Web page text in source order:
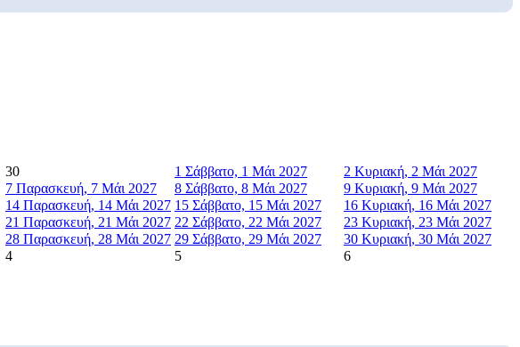
30 1 Σάββατο, 1 Μάι 2027 2 Κυριακή, 2 Μάι 2027
7 Παρασκευή, 7 Μάι 2027 8 Σάββατο, 8 Μάι 2027 9 Κυριακή, 9 Μάι 2027
14 Παρασκευή, 14 Μάι 2027 15 Σάββατο, 15 Μάι 2027 16 Κυριακή, 16 Μάι 2027
21 Παρασκευή, 21 Μάι 2027 22 Σάββατο, 22 Μάι 2027 23 Κυριακή, 23 Μάι 2027
28 Παρασκευή, 28 Μάι 2027 29 Σάββατο, 29 Μάι 2027 30 Κυριακή, 30 Μάι 2027
4 5
6